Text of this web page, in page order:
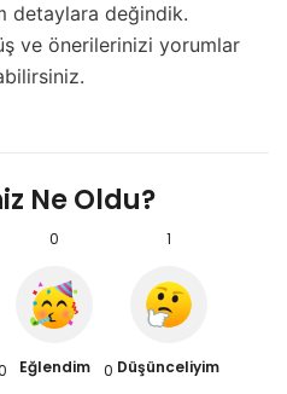
detaylara değindik.
ve önerilerinizi yorumlar
Ne Oldu?
0
Eğlendim
1
Düşünceliyim
0